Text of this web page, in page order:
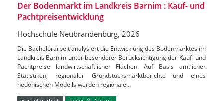
Der Bodenmarkt im Landkreis Barnim : Kauf- und
Pachtpreisentwicklung
Hochschule Neubrandenburg, 2026
Die Bachelorarbeit analysiert die Entwicklung des Bodenmarktes im
Landkreis Barnim unter besonderer Berücksichtigung der Kauf- und
Pachtpreise landwirtschaftlicher Flächen. Auf Basis amtlicher
Statistiken, regionaler Grundstücksmarktberichte und eines
hedonischen Modells werden regionale…